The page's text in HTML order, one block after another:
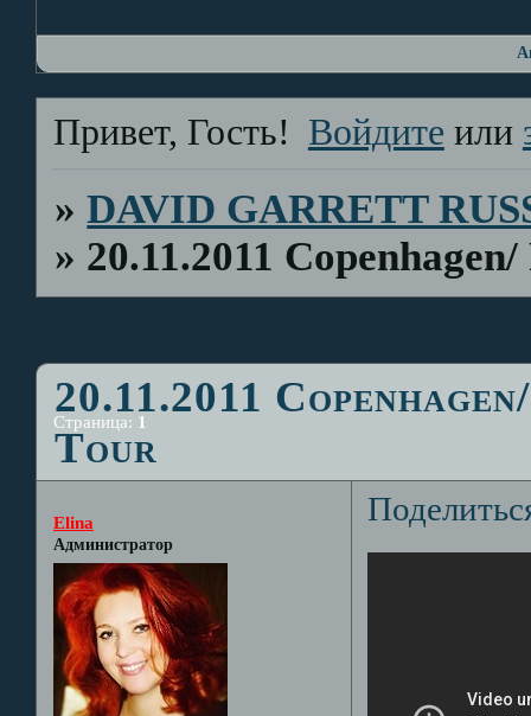
Привет, Гость! Войдите или
»DAVID GARRETT
» 20.11.2011
20.11.2011
Tour
Страница: 1
Elina
Администратор